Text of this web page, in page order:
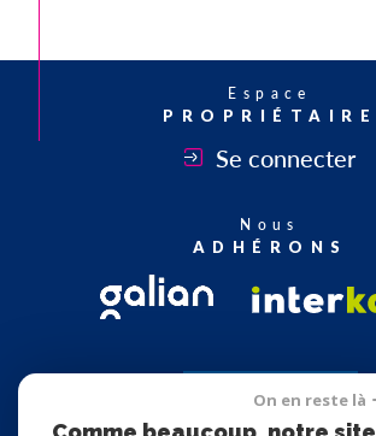
Espace
PROPRIÉTAIRE
Se connecter
Nous
ADHÉRONS
On en reste là